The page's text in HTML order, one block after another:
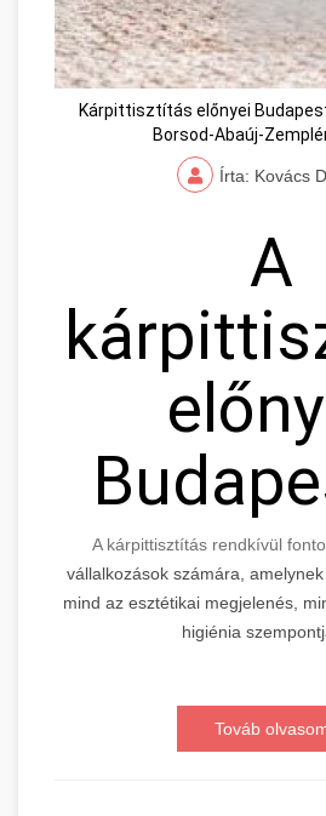
Kárpittisztítás előnyei
Borsod-Abaúj-
Írta: Kovács
A
A kárpittisztítás rendkívül
vállalkozások számára,
mind az esztétikai megjelenés,
higiénia
Továb